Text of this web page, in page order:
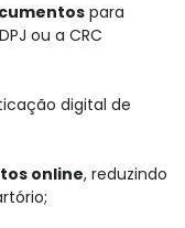
para
ou a CRC
digital de
online, reduzindo